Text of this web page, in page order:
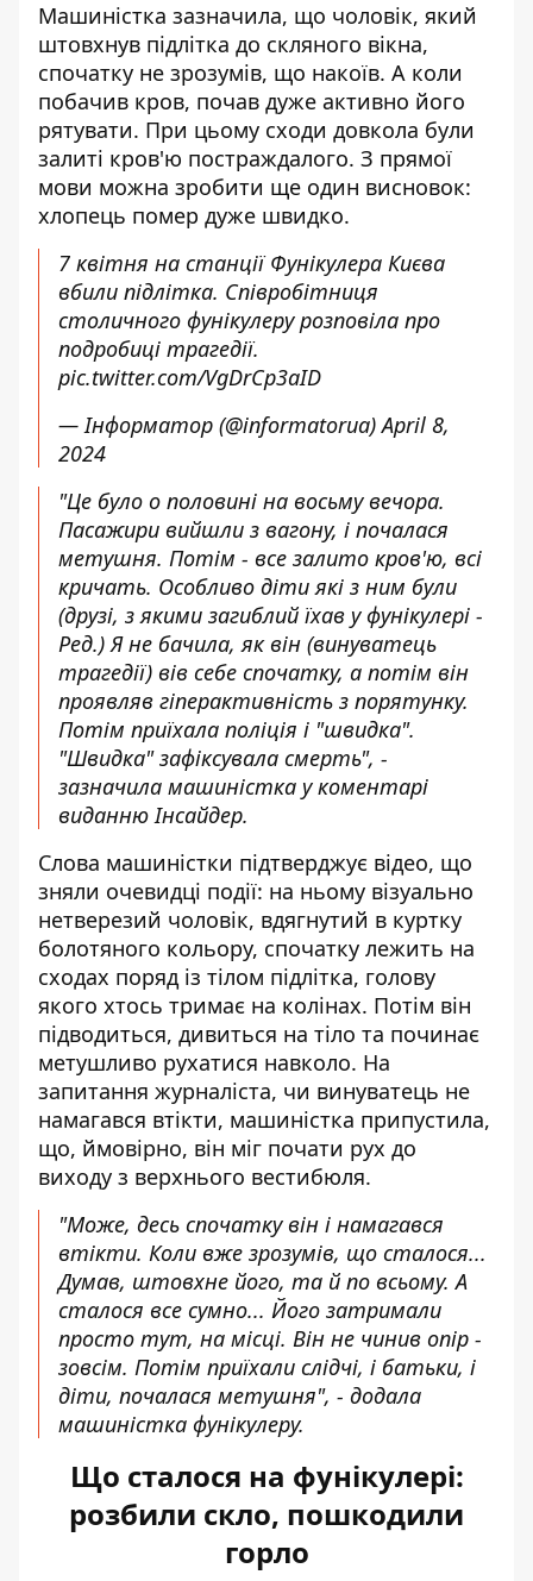
Машиністка зазначила, що чоловік, який
штовхнув підлітка до скляного вікна,
спочатку не зрозумів, що накоїв. А коли
побачив кров, почав дуже активно його
рятувати. При цьому сходи довкола були
залиті кров'ю постраждалого. З прямої
мови можна зробити ще один висновок:
хлопець помер дуже швидко.
7 квітня на станції Фунікулера Києва
вбили підлітка. Співробітниця
столичного фунікулеру розповіла про
подробиці трагедії.
pic.twitter.com/VgDrCp3aID
— Інформатор (@informatorua)April 8,
2024
"Це було о половині на восьму вечора.
Пасажири вийшли з вагону, і почалася
метушня. Потім - все залито кров'ю, всі
кричать. Особливо діти які з ним були
(друзі, з якими загиблий їхав у фунікулері -
Ред.) Я не бачила, як він (винуватець
трагедії) вів себе спочатку, а потім він
проявляв гіперактивність з порятунку.
Потім приїхала поліція і "швидка".
"Швидка" зафіксувала смерть", -
зазначила машиністка у коментарі
виданню Інсайдер.
Слова машиністки підтверджує відео, що
зняли очевидці події: на ньому візуально
нетверезий чоловік, вдягнутий в куртку
болотяного кольору, спочатку лежить на
сходах поряд із тілом підлітка, голову
якого хтось тримає на колінах. Потім він
підводиться, дивиться на тіло та починає
метушливо рухатися навколо. На
запитання журналіста, чи винуватець не
намагався втікти, машиністка припустила,
що, ймовірно, він міг почати рух до
виходу з верхнього вестибюля.
"Може, десь спочатку він і намагався
втікти. Коли вже зрозумів, що сталося...
Думав, штовхне його, та й по всьому. А
сталося все сумно... Його затримали
просто тут, на місці. Він не чинив опір -
зовсім. Потім приїхали слідчі, і батьки, і
діти, почалася метушня", - додала
машиністка фунікулеру.
Що сталося на фунікулері:
розбили скло, пошкодили
горло